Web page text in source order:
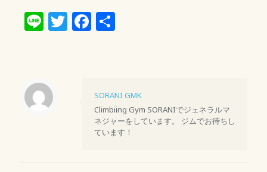
LineTwitter
Facebook
共
SORANI GMK
Climbiing Gym SORANIでジェネラルマ
ネジャーをしています。 ジムでお待ちし
ています！